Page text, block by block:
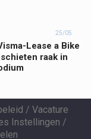
25/05
Lease a Bike
raak in
/ Vacature
Instellingen /